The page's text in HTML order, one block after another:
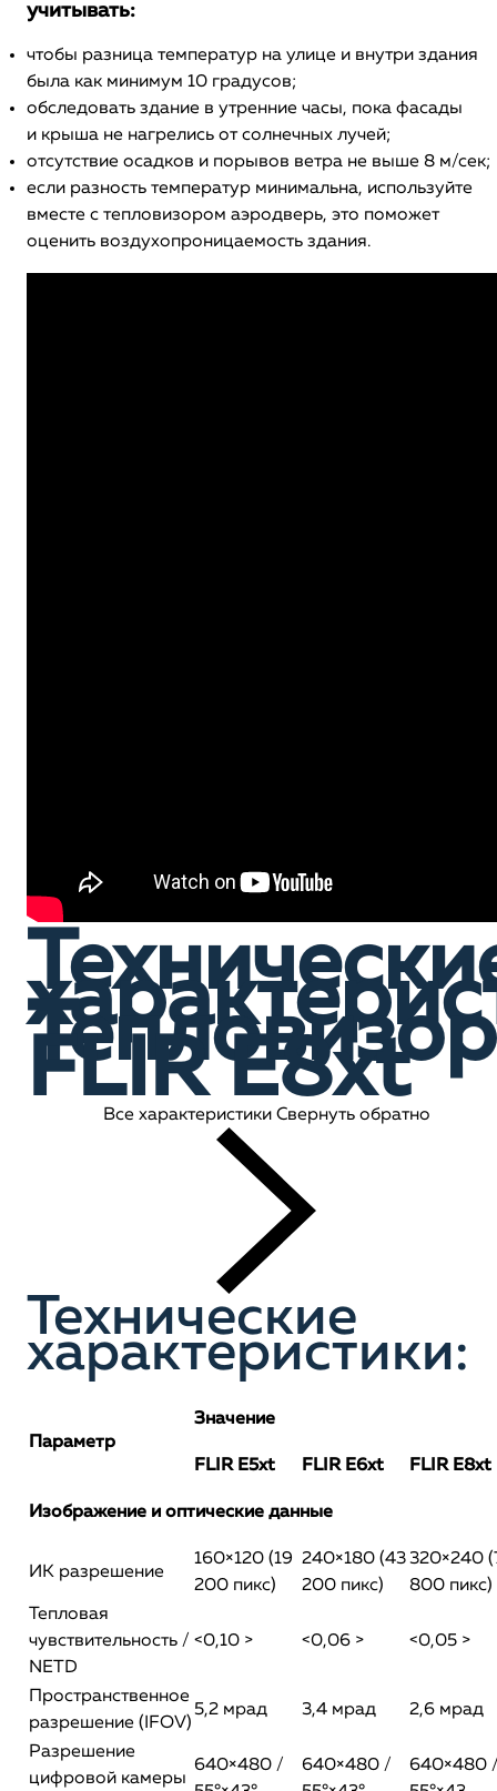
учитывать:
чтобы разница температур на улице и внутри здания
была как минимум 10 градусов;
обследовать здание в утренние часы, пока фасады
и крыша не нагрелись от солнечных лучей;
отсутствие осадков и порывов ветра не выше 8 м/сек;
если разность температур минимальна, используйте
вместе с тепловизором аэродверь, это поможет
оценить воздухопроницаемость здания.
Тепловизор
FLIR E8xt
Все характеристики Свернуть обратно
Технические
характеристики:
Параметр
Значение
FLIR E5xt FLIR E6xt FLIR E8xt
Изображение и оптические данные
ИК разрешение
160×120 (19
200 пикс)
240×180 (43
200 пикс)
320×240
800 пикс)
Тепловая
чувствительность /
NETD
<0,10 > <0,06 > <0,05 >
Пространственное
разрешение (IFOV)
5,2 мрад 3,4 мрад 2,6 мрад
Разрешение
цифровой камеры
640×480 /
640×480 /
640×480